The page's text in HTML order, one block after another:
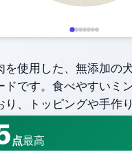
を使用した、無添加の
ドです。食べやすいミ
り、トッピングや手作
点最高